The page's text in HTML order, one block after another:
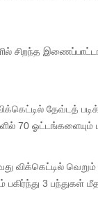
சிறந்த
தேவ்டத்
70 ஓட்டங்களையும்
விக்கெட்டில்
3 பந்துகள்